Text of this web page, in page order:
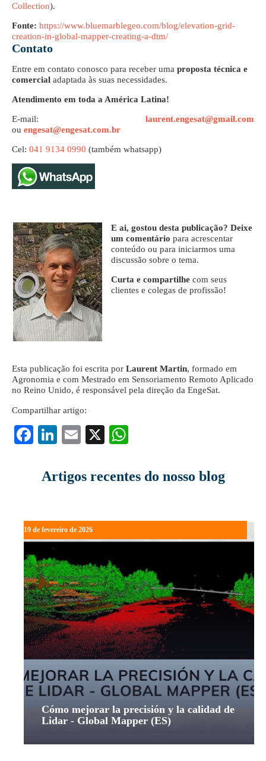
Collection).
Fonte: https://www.bluemarblegeo.com/blog/elevation-grid-
creation-in-global-mapper-creating-a-dtm/
Contato
Entre em contato conosco para receber uma proposta técnica e
comercial adaptada às suas necessidades.
Atendimento em toda a América Latina!
E-mail: laurent.engesat@gmail.com
ou engesat@engesat.com.br
Cel: 041 9134 0990 (também whatsapp)
E ai, gostou desta publicação? Deixe
um comentário para acrescentar
conteúdo ou para iniciarmos uma
discussão sobre o tema.
Curta e compartilhe com seus
clientes e colegas de profissão!
Esta publicação foi escrita por Laurent Martin, formado em
Agronomia e com Mestrado em Sensoriamento Remoto Aplicado
no Reino Unido, é responsável pela direção da EngeSat.
Compartilhar artigo:
Fa
bo
Li
ed
E
ail
X
ts
Artigos recentes do nosso blog
19 de fevereiro de 2026
Cómo mejorar la precisión y la calidad de
Lidar - Global Mapper (ES)